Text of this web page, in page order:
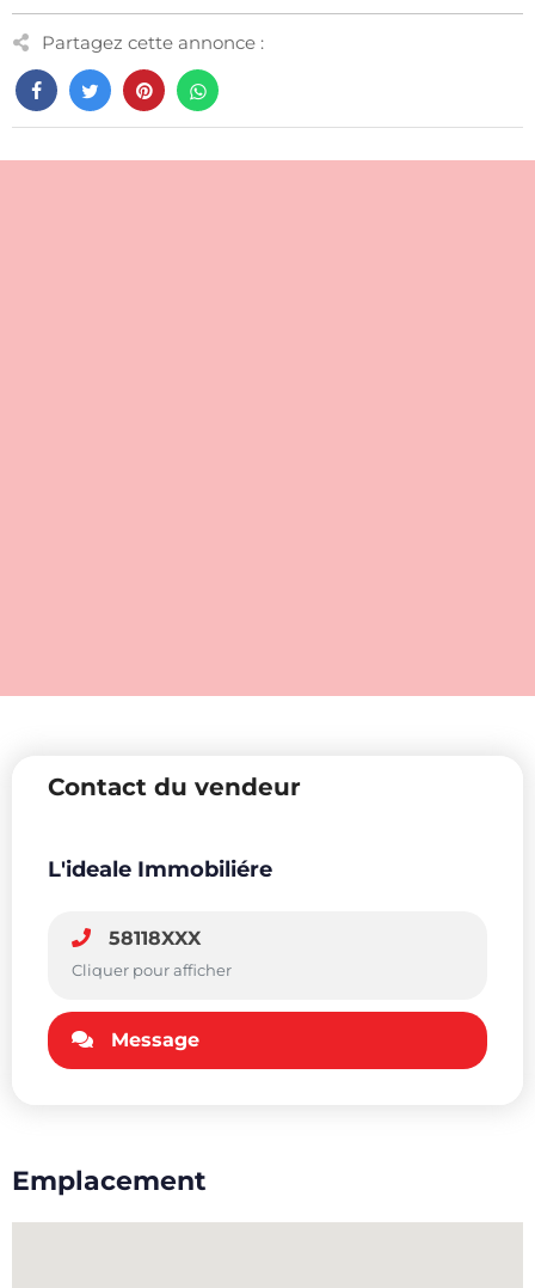
Partagez cette annonce :
Contact du vendeur
L'ideale Immobiliére
58118XXX
Cliquer pour afficher
Message
Emplacement